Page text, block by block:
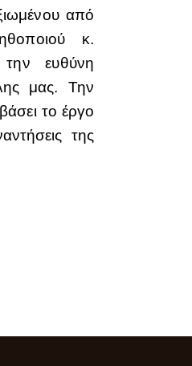
από
κ.
ευθύνη
μας. Την
το έργο
της